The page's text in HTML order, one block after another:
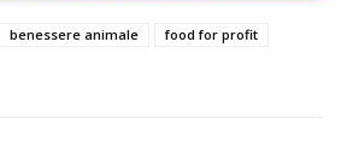
benessere animale
food for profit